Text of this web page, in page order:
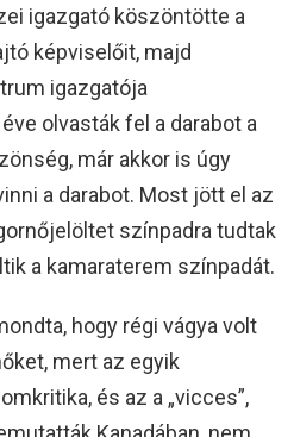
igazgató köszöntötte a
képviselőit, majd
igazgatója
olvasták fel a darabot a
már akkor is úgy
a darabot. Most jött el az
színpadra tudtak
a kamaraterem színpadát.
hogy régi vágya volt
mert az egyik
és az a „vicces”,